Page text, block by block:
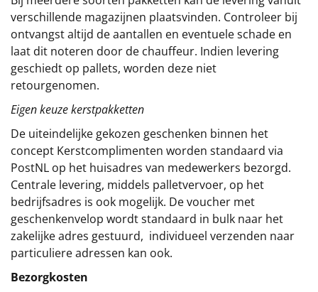
verschillende magazijnen plaatsvinden. Controleer bij
ontvangst altijd de aantallen en eventuele schade en
laat dit noteren door de chauffeur. Indien levering
geschiedt op pallets, worden deze niet
retourgenomen.
Eigen keuze kerstpakketten
De uiteindelijke gekozen geschenken binnen het
concept Kerstcomplimenten worden standaard via
PostNL op het huisadres van medewerkers bezorgd.
Centrale levering, middels palletvervoer, op het
bedrijfsadres is ook mogelijk. De voucher met
geschenkenvelop wordt standaard in bulk naar het
zakelijke adres gestuurd, individueel verzenden naar
particuliere adressen kan ook.
Bezorgkosten